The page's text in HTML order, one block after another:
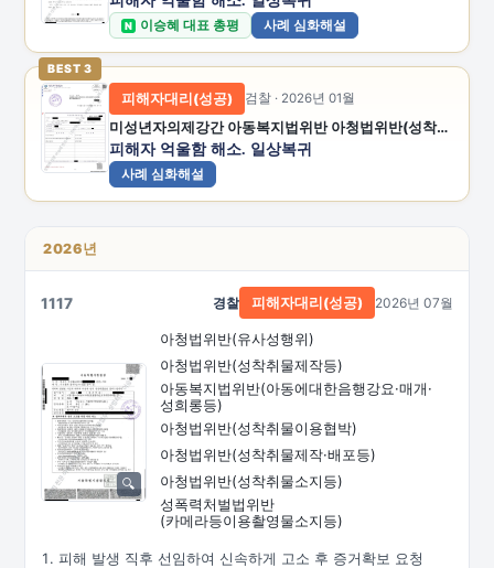
N 이승혜 대표 총평 사례 심화해설
BEST 3
피해자대리(성공) 검찰 · 2026년 01월
미성년자의제강간 아동복지법위반 아청법위반(성착취물제작등)
피해자 억울함 해소. 일상복귀
사례 심화해설
2026년
1117
아청법위반(유사성행위)
아청법위반(성착취물제작등)
아동복지법위반(아동에대한음행강요·매개·
성희롱등)
아청법위반(성착취물이용협박)
아청법위반(성착취물제작·배포등)
아청법위반(성착취물소지등)
성폭력처벌법위반
(카메라등이용촬영물소지등)
경찰 피해자대리(성공) 2026년 07월
피해 발생 직후 선임하여 신속하게 고소 후 증거확보 요청